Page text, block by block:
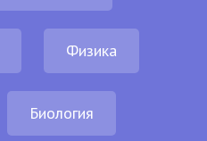
Физика
Биология